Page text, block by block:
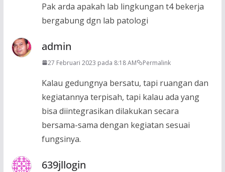
Pak arda apakah lab lingkungan t4 bekerja
bergabung dgn lab patologi
admin
27 Februari 2023 pada 8:18 AM Permalink
Kalau gedungnya bersatu, tapi ruangan dan
kegiatannya terpisah, tapi kalau ada yang
bisa diintegrasikan dilakukan secara
bersama-sama dengan kegiatan sesuai
fungsinya.
639jllogin